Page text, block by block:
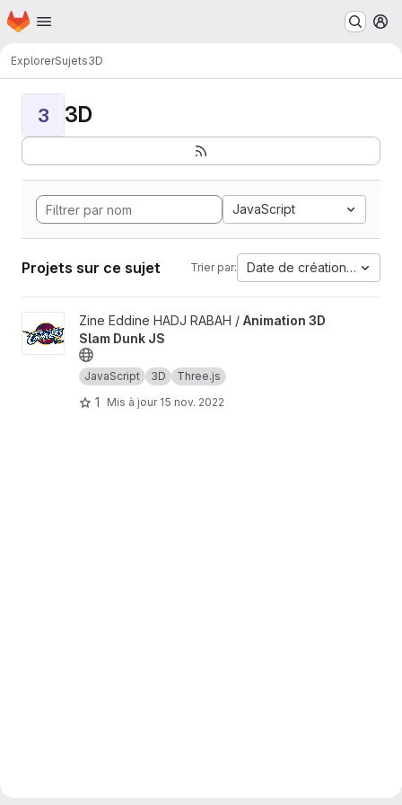
Passer au contenu principal
Page d'accueil
ExplorerSujets3D
3 3D
JavaScript
Projets sur ce sujet Trier par: Date de création la plus
Afficher le projet Animation 3D Slam Dunk JS
Zine Eddine HADJ RABAH / Animation 3D
Slam Dunk JS
JavaScript 3D Three.js
1 Mis à jour 15 nov. 2022